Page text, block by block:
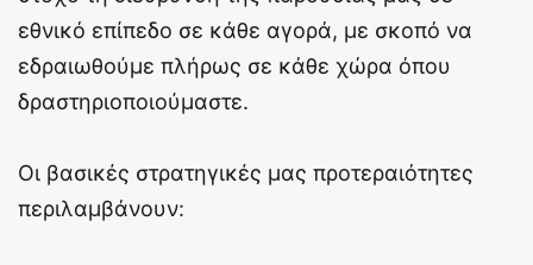
εθνικό επίπεδο σε κάθε αγορά, με σκοπό να
εδραιωθούμε πλήρως σε κάθε χώρα όπου
δραστηριοποιούμαστε.
Οι βασικές στρατηγικές μας προτεραιότητες
περιλαμβάνουν: